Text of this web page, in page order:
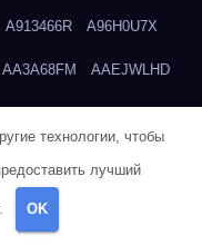
A913466R A96H0U7X
AA3A68FM AAEJWLHD
ADOE3V3Y
технологии, чтобы
лучший
OK